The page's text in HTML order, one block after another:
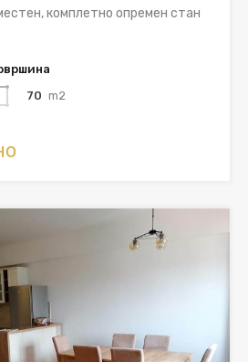
комплетно опремен стан
70 m2